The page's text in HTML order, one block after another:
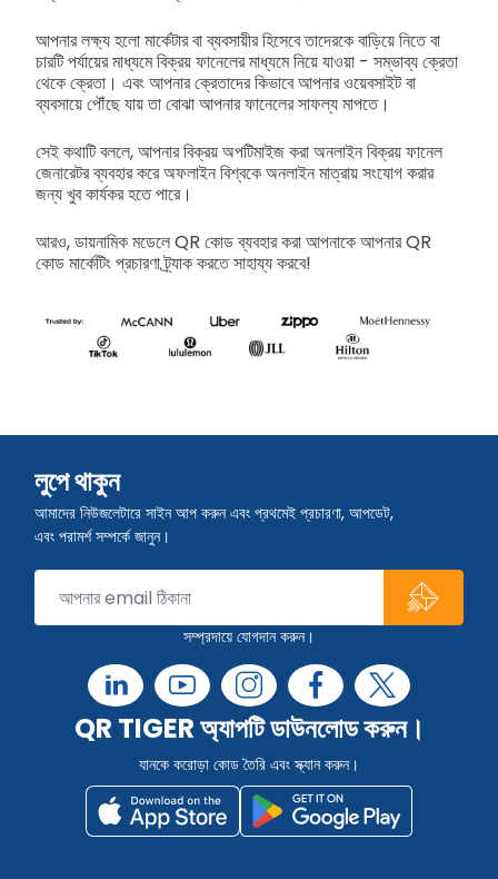
আপনার লক্ষ্য হলো মার্কেটার বা ব্যবসায়ীর হিসেবে তাদেরকে বাড়িয়ে নিতে বা
চারটি পর্যায়ের মাধ্যমে বিক্রয় ফানেলের মাধ্যমে নিয়ে যাওয়া - সম্ভাব্য ক্রেতা
থেকে ক্রেতা। এবং আপনার ক্রেতাদের কিভাবে আপনার ওয়েবসাইট বা
ব্যবসায়ে পৌঁছে যায় তা বোঝা আপনার ফানেলের সাফল্য মাপতে।
সেই কথাটি বললে, আপনার বিক্রয় অপটিমাইজ করা অনলাইন বিক্রয় ফানেল
জেনারেটর ব্যবহার করে অফলাইন বিশ্বকে অনলাইন মাত্রায় সংযোগ করার
জন্য খুব কার্যকর হতে পারে।
আরও, ডায়নামিক মডেলে QR কোড ব্যবহার করা আপনাকে আপনার QR
কোড মার্কেটিং প্রচারণা ট্র্যাক করতে সাহায্য করবে!
লুপে থাকুন
আমাদের নিউজলেটারে সাইন আপ করুন এবং প্রথমেই প্রচারণা, আপডেট,
এবং পরামর্শ সম্পর্কে জানুন।
সম্প্রদায়ে যোগদান করুন।
QR TIGER অ্যাপটি ডাউনলোড করুন।
যানকে করোড়া কোড তৈরি এবং স্ক্যান করুন।